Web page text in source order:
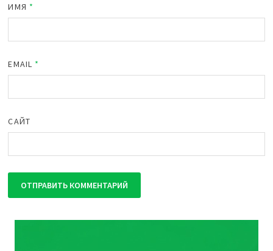
ИМЯ *
EMAIL *
САЙТ